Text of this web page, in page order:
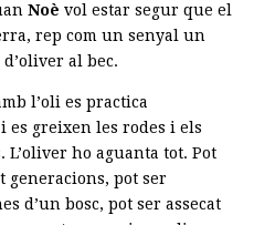
Noè vol estar segur que el
rep com un senyal un
al bec.
l’oli es practica
es greixen les rodes i els
L’oliver ho aguanta tot. Pot
generacions, pot ser
d’un bosc, pot ser assecat